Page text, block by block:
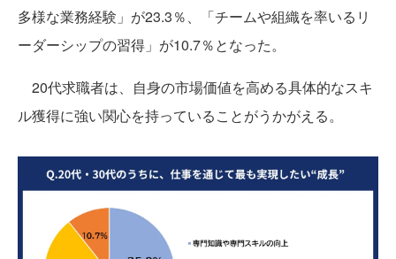
多様な業務経験」が23.3％、「チームや組織を率いるリ
ーダーシップの習得」が10.7％となった。
20代求職者は、自身の市場価値を高める具体的なスキ
ル獲得に強い関心を持っていることがうかがえる。